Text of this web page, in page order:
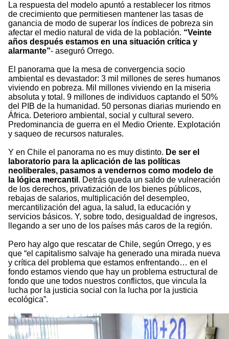
La respuesta del modelo apuntó a restablecer los ritmos
de crecimiento que permitiesen mantener las tasas de
ganancia de modo de superar los índices de pobreza sin
afectar el medio natural de vida de la población. “Veinte
años después estamos en una situación crítica y
alarmante”- aseguró Orrego.
El panorama que la mesa de convergencia socio
ambiental es devastador: 3 mil millones de seres humanos
viviendo en pobreza. Mil millones viviendo en la miseria
absoluta y total. 9 millones de individuos captando el 50%
del PIB de la humanidad. 50 personas diarias muriendo en
África. Deterioro ambiental, social y cultural severo.
Predominancia de guerra en el Medio Oriente. Explotación
y saqueo de recursos naturales.
Y en Chile el panorama no es muy distinto. De ser el
laboratorio para la aplicación de las políticas
neoliberales, pasamos a vendernos como modelo de
la lógica mercantil . Detrás queda un saldo de vulneración
de los derechos, privatización de los bienes públicos,
rebajas de salarios, multiplicación del desempleo,
mercantilización del agua, la salud, la educación y
servicios básicos. Y, sobre todo, desigualdad de ingresos,
llegando a ser uno de los países más caros de la región.
Pero hay algo que rescatar de Chile, según Orrego, y es
que “el capitalismo salvaje ha generado una mirada nueva
y crítica del problema que estamos enfrentando… en el
fondo estamos viendo que hay un problema estructural de
fondo que une todos nuestros conflictos, que vincula la
lucha por la justicia social con la lucha por la justicia
ecológica”.